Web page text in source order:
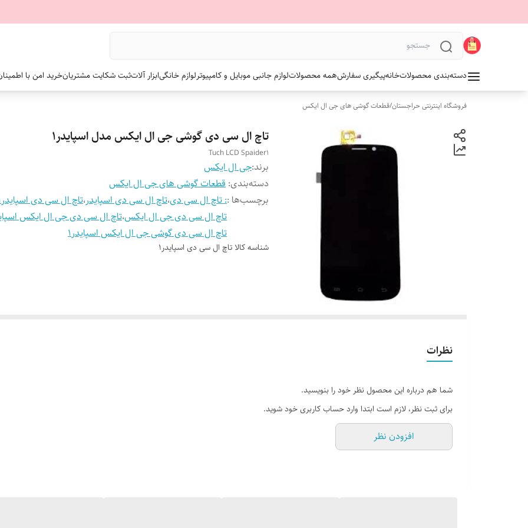
دسته‌بندی محصولاتخانهپیگیری سفارشهمه محصولاتلوازم جانبی موبایل و کامپیوترلوازم خانگیابزار آلاتثبت شکایت مشتریانخرید امن با
فروشگاه اینترنتی حراجستان/قطعات گوشی های جی ال ایکس
تاچ ال سی دی گوشی جی ال ایکس مدل اسپایدر1
Tuch LCD Spaider1
برند:جی ال ایکس
دسته‌بندی: قطعات گوشی های جی ال ایکس
برچسب‌ها :: تاچ ال سی دی،تاچ ال سی دی اسپایدر،تاچ ال سی دی اسپایدر1
تاچ ال سی دی جی ال ایکس،تاچ ال سی دی جی ال ایکس
تاچ ال سی دی گوشی جی ال ایکس اسپایدر1
شناسه کالا تاچ ال سی دی اسپایدر۱
نظرات
شما هم درباره این محصول نظر خود را بنویسید.
برای ثبت نظر، لازم است ابتدا وارد حساب کاربری خود شوید.
افزودن نظر